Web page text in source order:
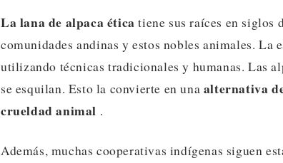
La lana de alpaca ética tiene sus raíces en siglos
comunidades andinas y estos nobles animales. La
utilizando técnicas tradicionales y humanas. Las
se esquilan. Esto la convierte en una alternativa
crueldad animal .
Además, muchas cooperativas indígenas siguen